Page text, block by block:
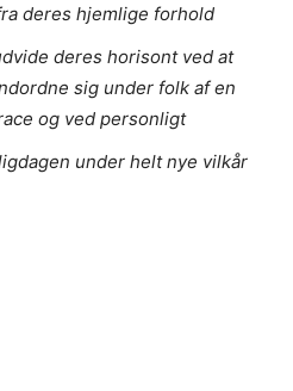
deres hjemlige forhold
deres horisont ved at
sig under folk af en
og ved personligt
under helt nye vilkår